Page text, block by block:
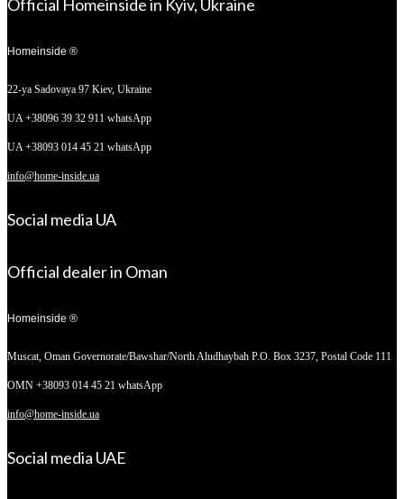
Official Homeinside in Kyiv, Ukraine
Homeinside ®
22-ya Sadovaya 97 Kiev, Ukraine
UA +38096 39 32 911 whatsApp
UA +38093 014 45 21 whatsApp
info@home-inside.ua
Social media UA
Official dealer in Oman
Homeinside ®
Muscat, Oman Governorate/Bawshar/North Aludhaybah P.O. Box 3237, Postal Code 111
OMN +38093 014 45 21 whatsApp
info@home-inside.ua
Social media UAE